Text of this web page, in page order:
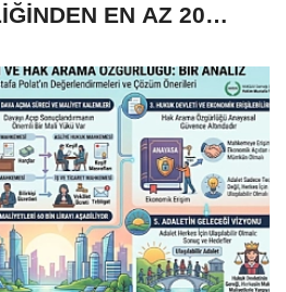
EN AZ 20